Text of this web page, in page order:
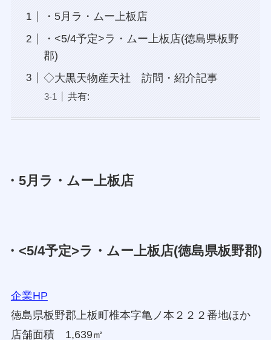
・5月ラ・ムー上板店
・<5/4予定>ラ・ムー上板店(徳島県板野
郡)
◇大黒天物産天社 訪問・紹介記事
共有:
・5月ラ・ムー上板店
・<5/4予定>ラ・ムー上板店(徳島県板野郡)
企業HP
徳島県板野郡上板町椎本字亀ノ本２２２番地ほか
店舗面積 1,639㎡